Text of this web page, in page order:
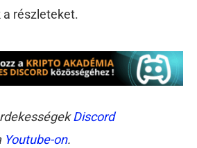
részleteket.
Discord
Youtube-on.